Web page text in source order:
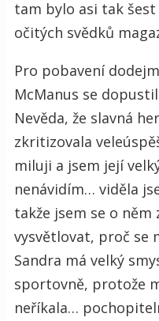
tam bylo asi tak šest
očitých svědků
Pro pobavení
McManus se
Nevěda, že slavná
zkritizovala
miluji a jsem její
nenávidím… viděla
takže jsem se o něm
vysvětlovat, proč se
Sandra má velký
sportovně, protože
neříkala…